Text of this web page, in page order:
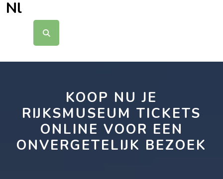
Nl
KOOP NU JE
RIJKSMUSEUM TICKETS
ONLINE VOOR EEN
ONVERGETELIJK BEZOEK